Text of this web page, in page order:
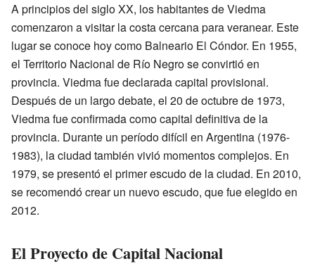
A principios del siglo XX, los habitantes de Viedma
comenzaron a visitar la costa cercana para veranear. Este
lugar se conoce hoy como Balneario El Cóndor. En 1955,
el Territorio Nacional de Río Negro se convirtió en
provincia. Viedma fue declarada capital provisional.
Después de un largo debate, el 20 de octubre de 1973,
Viedma fue confirmada como capital definitiva de la
provincia. Durante un período difícil en Argentina (1976-
1983), la ciudad también vivió momentos complejos. En
1979, se presentó el primer escudo de la ciudad. En 2010,
se recomendó crear un nuevo escudo, que fue elegido en
2012.
El Proyecto de Capital Nacional